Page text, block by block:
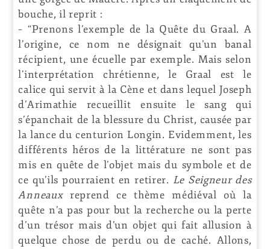
bouche, il reprit :
– “Prenons l’exemple de la Quête du Graal. A
l’origine, ce nom ne désignait qu’un banal
récipient, une écuelle par exemple. Mais selon
l’interprétation chrétienne, le Graal est le
calice qui servit à la Cène et dans lequel Joseph
d’Arimathie recueillit ensuite le sang qui
s’épanchait de la blessure du Christ, causée par
la lance du centurion Longin. Evidemment, les
différents héros de la littérature ne sont pas
mis en quête de l’objet mais du symbole et de
ce qu’ils pourraient en retirer. Le Seigneur des
Anneauxreprend ce thème médiéval où la
quête n’a pas pour but la recherche ou la perte
d’un trésor mais d’un objet qui fait allusion à
quelque chose de perdu ou de caché. Allons,